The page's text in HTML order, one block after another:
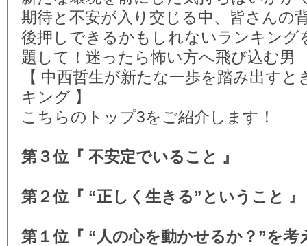
期待と不安が入り交じる中、皆さんの
後押しできるかもしれないランキング
題して！迷ったら怖い方へ飛び込む男
【 中西哲生が新たな一歩を踏み出す
キング 】
こちらのトップ3をご紹介します！
第３位『 不安定でいること 』
第２位『 “正しく生きる”ということ 』
第１位『 “人の心を動かせるか？”を考